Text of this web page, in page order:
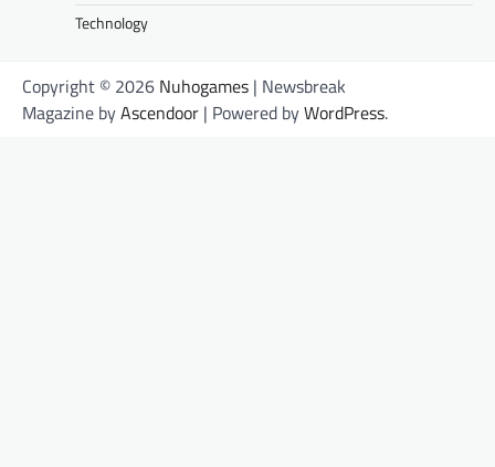
Technology
Copyright © 2026 Nuhogames | Newsbreak
Magazine byAscendoor | Powered byWordPress.